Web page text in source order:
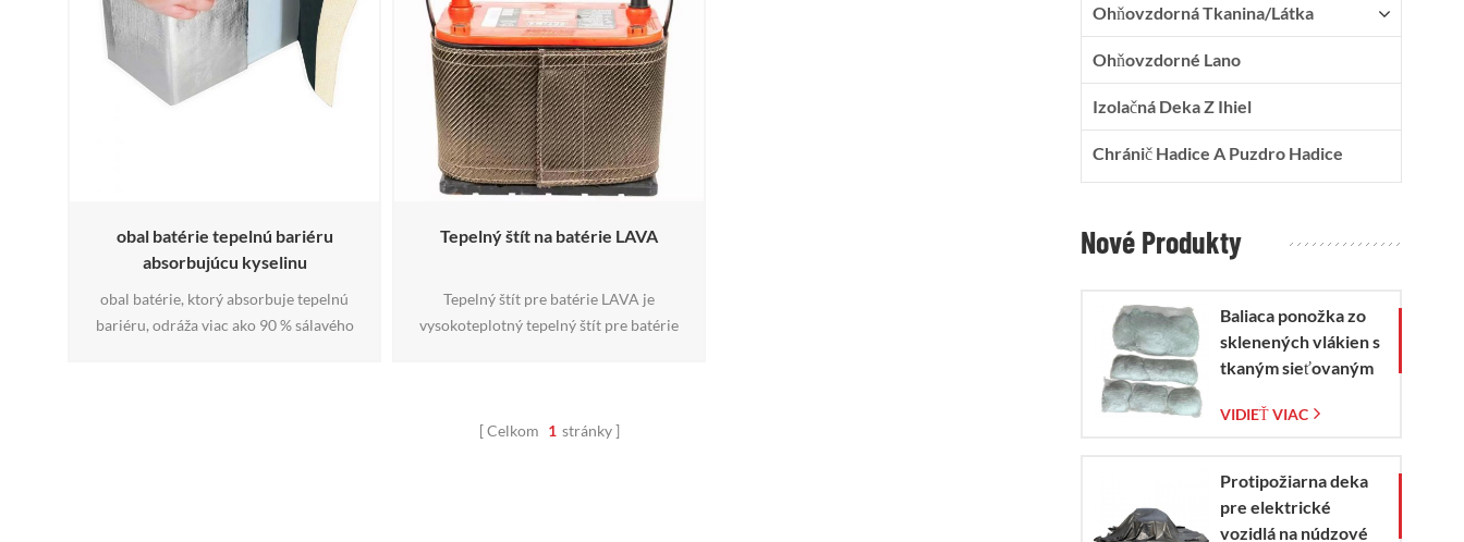
obal batérie tepelnú bariéru
absorbujúcu kyselinu
obal batérie, ktorý absorbuje tepelnú
bariéru, odráža viac ako 90 % sálavého
Tepelný štít na batérie LAVA
Tepelný štít pre batérie LAVA je
vysokoteplotný tepelný štít pre batérie
prirodzene kyselinovzdorných vlákien
Celkom 1 stránky
Ohňovzdorná Tkanina/látka
Ohňovzdorné Lano
Izolačná Deka Z Ihiel
Chránič Hadice A Puzdro Hadice
Nové Produkty
Baliaca ponožka zo
sklenených vlákien s
tkaným sieťovaným
sklenených vlákien
VIDIEŤ VIAC
Protipožiarna deka
pre elektrické
vozidlá na núdzové